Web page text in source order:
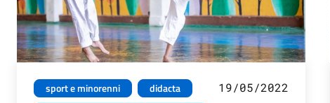
sport e minorenni
didacta
19/05/2022